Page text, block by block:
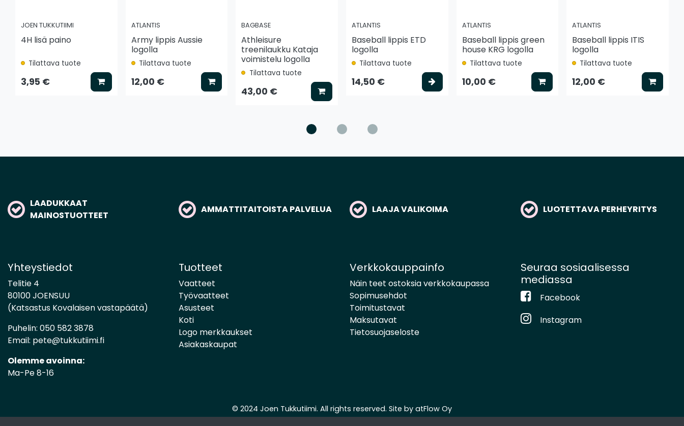
JOEN TUKKUTIIMI
4H lisä paino
Tilattava tuote
3,95 € Lisää koriin
ATLANTIS
Army lippis Aussie
logolla
Tilattava tuote
12,00 € Lisää koriin
BAGBASE
Athleisure
treenilaukku Kataja
voimistelu logolla
Tilattava tuote
43,00 € Lisää koriin
ATLANTIS
Baseball lippis ETD
logolla
Tilattava tuote
14,50 € Valitse vaihtoehto
ATLANTIS
Baseball lippis green
house KRG logolla
Tilattava tuote
10,00 € Lisää koriin
ATLANTIS
Baseball lippis ITIS
logolla
Tilattava tuote
12,00 € Lisää
LAADUKKAAT
MAINOSTUOTTEET
AMMATTITAITOISTA PALVELUA LAAJA VALIKOIMA LUOTETTAVA PERHEYRITYS
Yhteystiedot
Telitie 4
80100 JOENSUU
(Katsastus Kovalaisen vastapäätä)
Puhelin: 050 582 3878
Email: pete@tukkutiimi.fi
Olemme avoinna:
Ma-Pe 8-16
Tuotteet
Vaatteet
Työvaatteet
Asusteet
Koti
Logo merkkaukset
Asiakaskaupat
Verkkokauppainfo
Näin teet ostoksia verkkokaupassa
Sopimusehdot
Toimitustavat
Maksutavat
Tietosuojaseloste
Seuraa sosiaalisessa
mediassa
Facebook
Instagram
© 2024 Joen Tukkutiimi. All rights reserved. Site by atFlow Oy